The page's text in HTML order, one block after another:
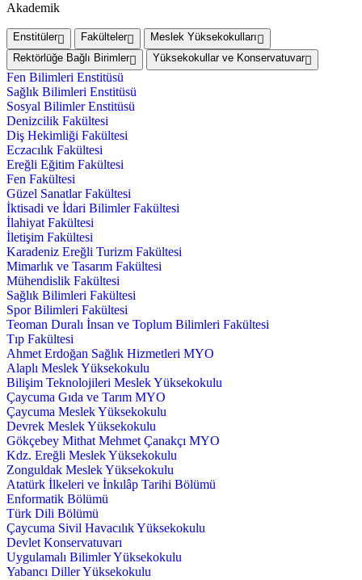
Akademik
Enstitüler Fakülteler
Meslek Yüksekokulları
Rektörlüğe Bağlı Birimler
Yüksekokullar ve Konservatuvar
Fen Bilimleri Enstitüsü
Sağlık Bilimleri Enstitüsü
Sosyal Bilimler Enstitüsü
Denizcilik Fakültesi
Diş Hekimliği Fakültesi
Eczacılık Fakültesi
Ereğli Eğitim Fakültesi
Fen Fakültesi
Güzel Sanatlar Fakültesi
İktisadi ve İdari Bilimler Fakültesi
İlahiyat Fakültesi
İletişim Fakültesi
Karadeniz Ereğli Turizm Fakültesi
Mimarlık ve Tasarım Fakültesi
Mühendislik Fakültesi
Sağlık Bilimleri Fakültesi
Spor Bilimleri Fakültesi
Teoman Duralı İnsan ve Toplum Bilimleri Fakültesi
Tıp Fakültesi
Ahmet Erdoğan Sağlık Hizmetleri MYO
Alaplı Meslek Yüksekokulu
Bilişim Teknolojileri Meslek Yüksekokulu
Çaycuma Gıda ve Tarım MYO
Çaycuma Meslek Yüksekokulu
Devrek Meslek Yüksekokulu
Gökçebey Mithat Mehmet Çanakçı MYO
Kdz. Ereğli Meslek Yüksekokulu
Zonguldak Meslek Yüksekokulu
Atatürk İlkeleri ve İnkılâp Tarihi Bölümü
Enformatik Bölümü
Türk Dili Bölümü
Çaycuma Sivil Havacılık Yüksekokulu
Devlet Konservatuvarı
Uygulamalı Bilimler Yüksekokulu
Yabancı Diller Yüksekokulu